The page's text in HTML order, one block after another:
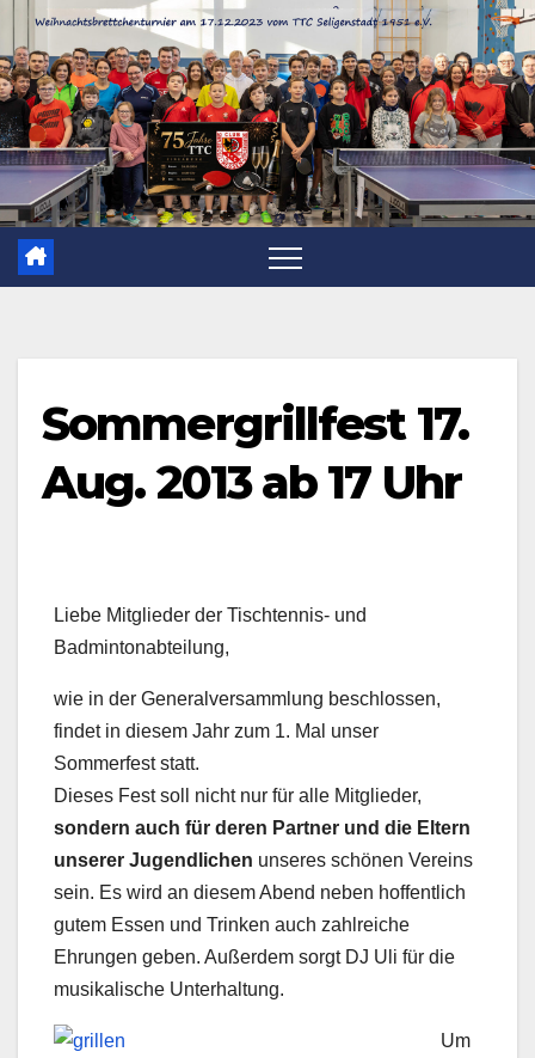
Zum
Inhalt
springen
Sommergrillfest 17.
Aug. 2013 ab 17 Uhr
Liebe Mitglieder der Tischtennis- und
Badmintonabteilung,
wie in der Generalversammlung beschlossen,
findet in diesem Jahr zum 1. Mal unser
Sommerfest statt.
Dieses Fest soll nicht nur für alle Mitglieder,
sondern auch für deren Partner und die Eltern
unserer Jugendlichen unseres schönen Vereins
sein. Es wird an diesem Abend neben hoffentlich
gutem Essen und Trinken auch zahlreiche
Ehrungen geben. Außerdem sorgt DJ Uli für die
musikalische Unterhaltung.
Um